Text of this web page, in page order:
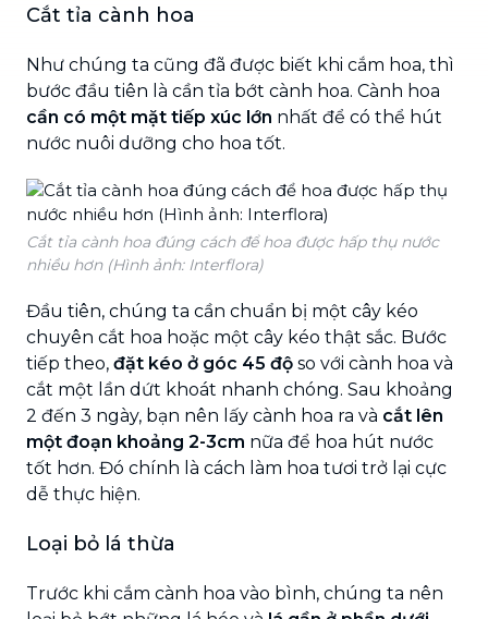
Cắt tỉa cành hoa
Như chúng ta cũng đã được biết khi cắm hoa, thì
bước đầu tiên là cần tỉa bớt cành hoa. Cành hoa
cần có một mặt tiếp xúc lớn nhất để có thể hút
nước nuôi dưỡng cho hoa tốt.
Cắt tỉa cành hoa đúng cách để hoa được hấp thụ nước
nhiều hơn (Hình ảnh: Interflora)
Đầu tiên, chúng ta cần chuẩn bị một cây kéo
chuyên cắt hoa hoặc một cây kéo thật sắc. Bước
tiếp theo, đặt kéo ở góc 45 độ so với cành hoa và
cắt một lần dứt khoát nhanh chóng. Sau khoảng
2 đến 3 ngày, bạn nên lấy cành hoa ra và cắt lên
một đoạn khoảng 2-3cm nữa để hoa hút nước
tốt hơn. Đó chính là cách làm hoa tươi trở lại cực
dễ thực hiện.
Loại bỏ lá thừa
Trước khi cắm cành hoa vào bình, chúng ta nên